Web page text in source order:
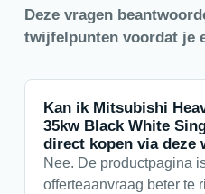
Deze vragen
twijfelpunten voordat je
Kan ik Mitsubishi
35kw Black White
direct kopen via deze
Nee. De productpagina
offerteaanvraag beter te